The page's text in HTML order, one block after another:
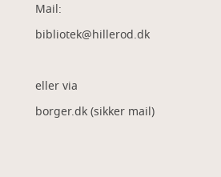
Mail:
bibliotek@hillerod.dk
eller via
borger.dk (sikker mail)